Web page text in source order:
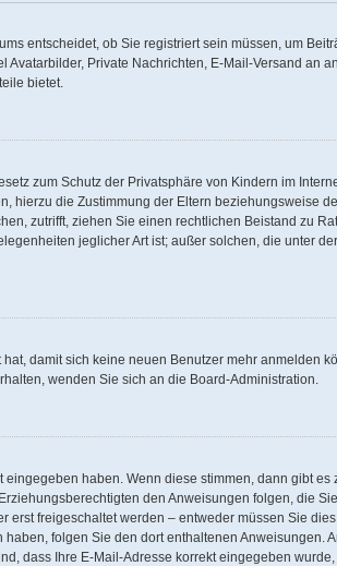
entscheidet, ob Sie registriert sein müssen, um
Private Nachrichten, E-Mail-Versand an
bietet.
zum Schutz der Privatsphäre von Kindern im
die Zustimmung der Eltern beziehungsweise
zutrifft, ziehen Sie einen rechtlichen Beistand zu
jeglicher Art ist; außer solchen, die unter
damit sich keine neuen Benutzer mehr anmelden
wenden Sie sich an die Board-Administration.
haben. Wenn diese stimmen, dann gibt es
den Anweisungen folgen, die
freigeschaltet werden – entweder müssen Sie
folgen Sie den dort enthaltenen
dass Ihre E-Mail-Adresse korrekt eingegeben